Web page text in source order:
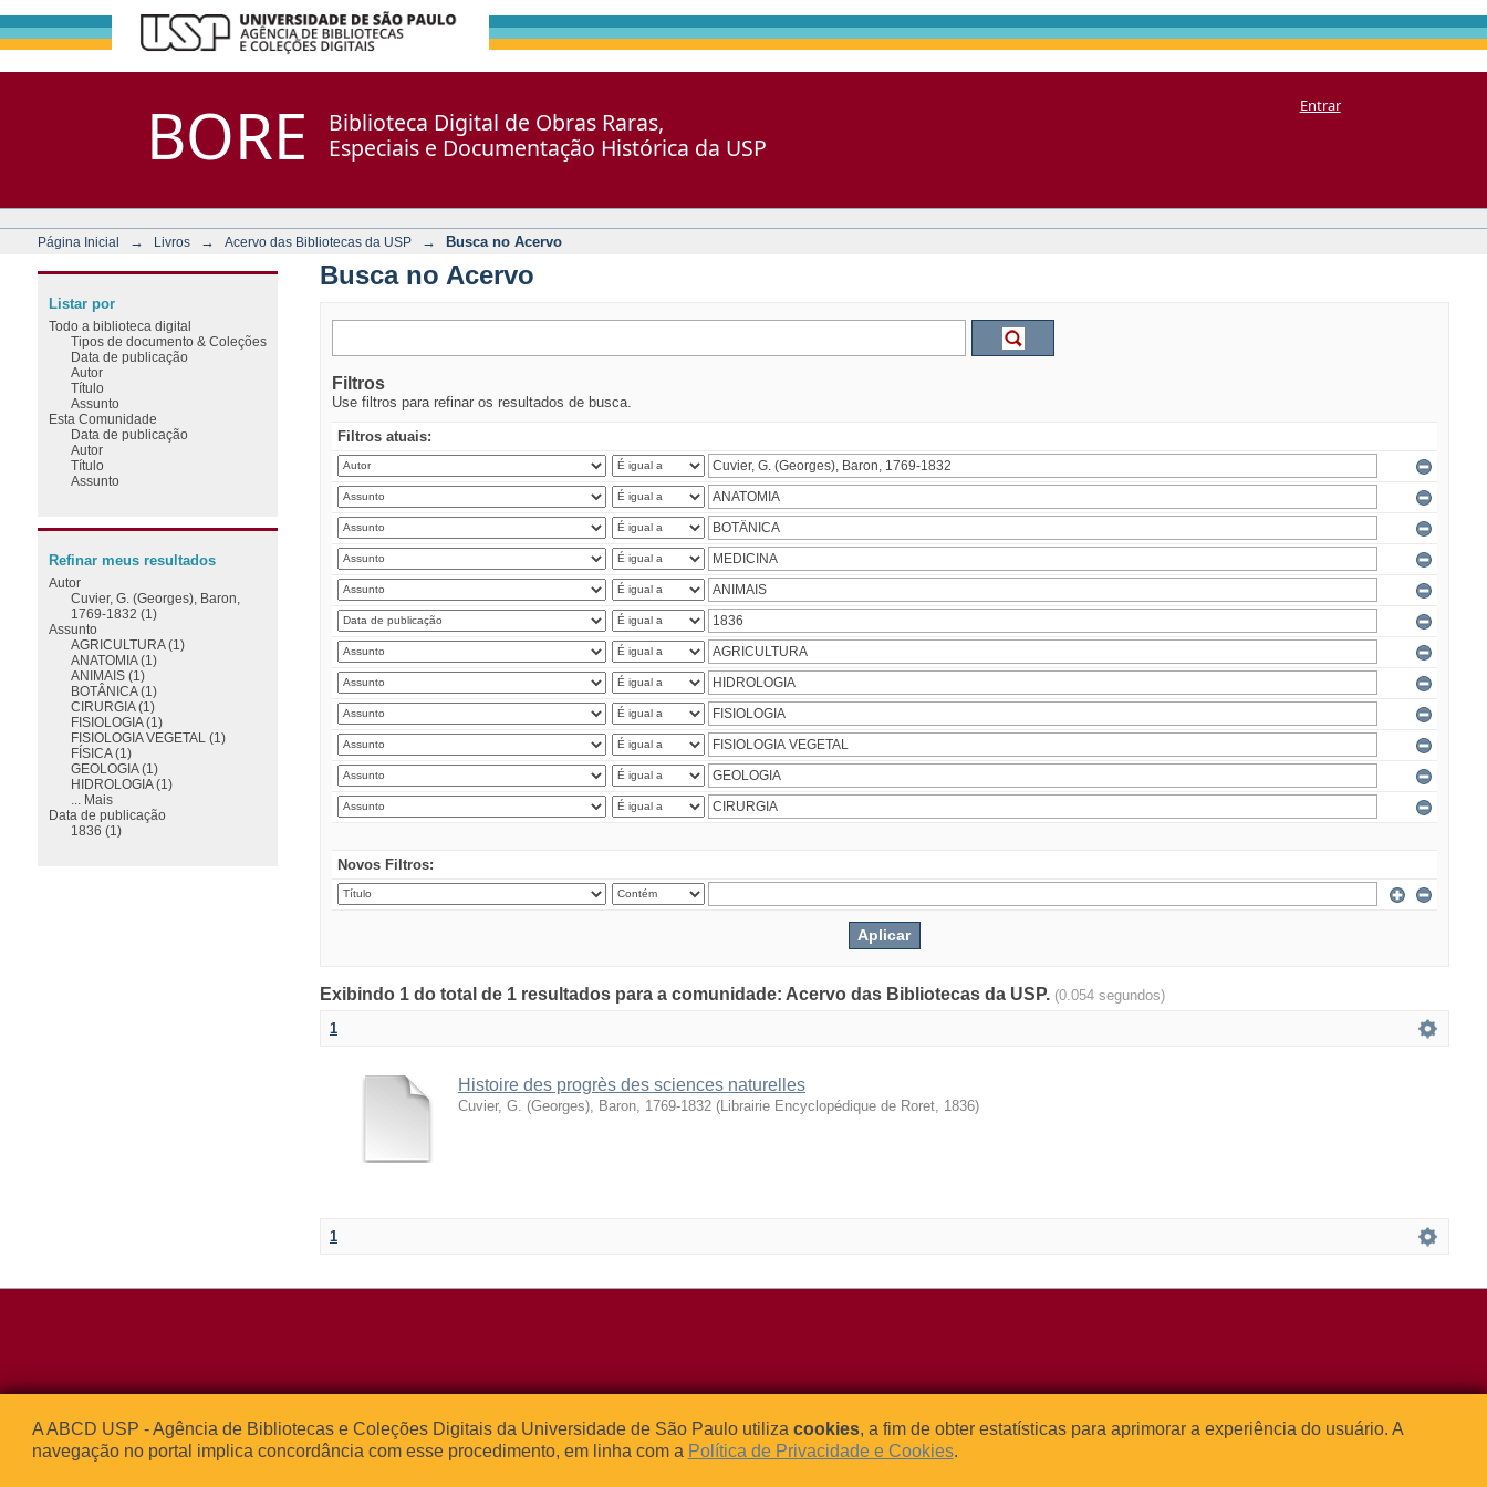
BORE
Biblioteca Digital de Obras Raras,
Especiais e Documentação Histórica da USP
Entrar
Página Inicial → Livros → Acervo das Bibliotecas da USP → Busca no Acervo
Busca no Acervo
Filtros
Use filtros para refinar os resultados de busca.
Filtros atuais:
Novos Filtros:
Exibindo 1 do total de 1 resultados para a comunidade: Acervo das Bibliotecas da USP. (0.054 segundos)
1
Histoire des progrès des sciences naturelles
Cuvier, G. (Georges), Baron, 1769-1832 (Librairie Encyclopédique de Roret, 1836)
1
Listar por
Todo a biblioteca digital
Tipos de documento & Coleções
Data de publicação
Autor
Título
Assunto
Esta Comunidade
Data de publicação
Autor
Título
Assunto
Refinar meus resultados
Autor
Cuvier, G. (Georges), Baron,
1769-1832 (1)
Assunto
AGRICULTURA (1)
ANATOMIA (1)
ANIMAIS (1)
BOTÂNICA (1)
CIRURGIA (1)
FISIOLOGIA (1)
FISIOLOGIA VEGETAL (1)
FÍSICA (1)
GEOLOGIA (1)
HIDROLOGIA (1)
... Mais
Data de publicação
1836 (1)
Rua da Praça do Relógio, 109 – Bloco L
05508-050 – Cidade Universitária
São Paulo, SP – Brasil
Tel: (0xx11) 3091-4195 / (0xx11) 3091-1541
Fax: (0xx11) 3091-1567
E-mail:atendimento@abcd.usp.br
  
A ABCD USP - Agência de Bibliotecas e Coleções Digitais da Universidade de São Paulo utiliza cookies, a fim de obter estatísticas para aprimorar a experiência do usuário. A
navegação no portal implica concordância com esse procedimento, em linha com a Política de Privacidade e Cookies.